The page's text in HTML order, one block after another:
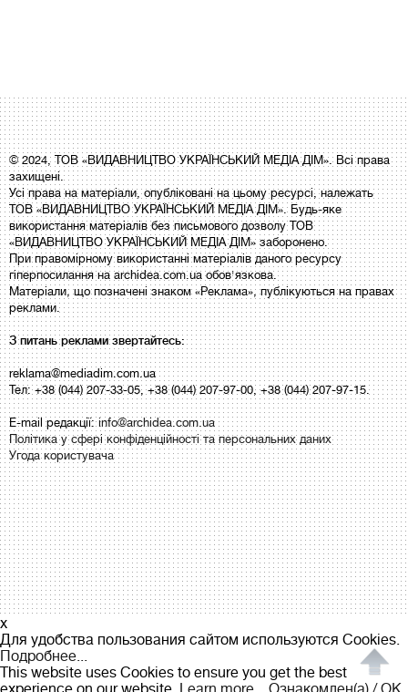
© 2024, ТОВ «ВИДАВНИЦТВО УКРАЇНСЬКИЙ МЕДІА ДІМ». Всі права
захищені.
Усі права на матеріали, опубліковані на цьому ресурсі, належать
ТОВ «ВИДАВНИЦТВО УКРАЇНСЬКИЙ МЕДІА ДІМ». Будь-яке
використання матеріалів без письмового дозволу ТОВ
«ВИДАВНИЦТВО УКРАЇНСЬКИЙ МЕДІА ДІМ» заборонено.
При правомірному використанні матеріалів даного ресурсу
гіперпосилання на archidea.com.ua обов'язкова.
Матеріали, що позначені знаком «Реклама», публікуються на правах
реклами.
З питань реклами звертайтесь:
reklama@mediadim.com.ua
Тел: +38 (044) 207-33-05, +38 (044) 207-97-00, +38 (044) 207-97-15.
E-mail редакції:info@archidea.com.ua
Політика у сфері конфіденційності та персональних даних
Угода користувача
x
Для удобства пользования сайтом используются Cookies.
Подробнее...
This website uses Cookies to ensure you get the best